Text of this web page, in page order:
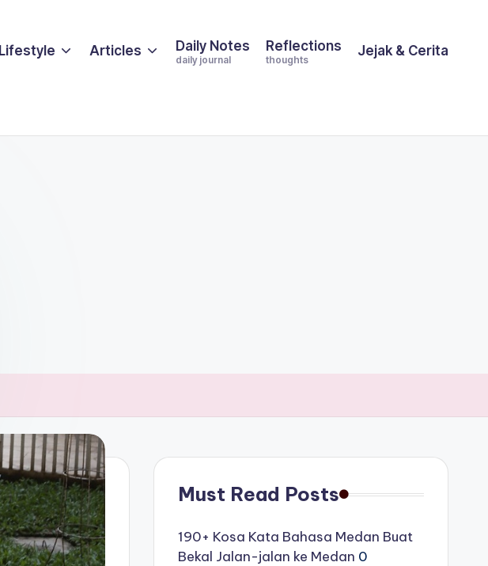
Lifestyle Articles Daily Notes
daily journal
Reflections
thoughts
Jejak & Cerita
Must Read Posts
190+ Kosa Kata Bahasa Medan Buat
Bekal Jalan-jalan ke Medan 0